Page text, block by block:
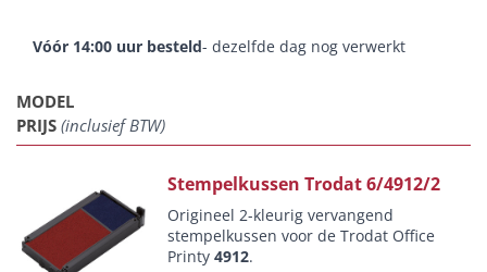
Vóór 14:00 uur besteld- dezelfde dag nog verwerkt
MODEL
PRIJS (inclusief BTW)
Stempelkussen Trodat 6/4912/2
Origineel 2-kleurig vervangend
stempelkussen voor de Trodat Office
Printy4912.